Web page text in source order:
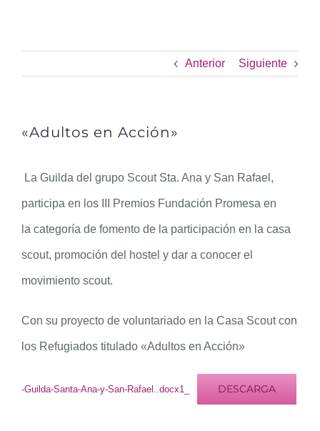
Anterior Siguiente
«Adultos en Acción»
La Guilda del grupo Scout Sta. Ana y San Rafael,
participa en los III Premios Fundación Promesa en
la categoría de fomento de la participación en la casa
scout, promoción del hostel y dar a conocer el
movimiento scout.
Con su proyecto de voluntariado en la Casa Scout con
los Refugiados titulado «Adultos en Acción»
-Guilda-Santa-Ana-y-San-Rafael..docx1_ DESCARGA